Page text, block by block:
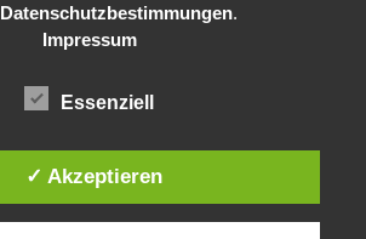
Datenschutzbestimmungen.
Impressum
Essenziell
✓ Akzeptieren